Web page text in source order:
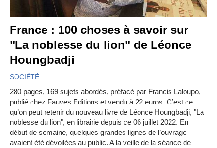
France : 100 choses à savoir sur
"La noblesse du lion" de Léonce
Houngbadji
SOCIÉTÉ
280 pages, 169 sujets abordés, préfacé par Francis Laloupo,
publié chez Fauves Editions et vendu à 22 euros. C’est ce
qu’on peut retenir du nouveau livre de Léonce Houngbadji, "La
noblesse du lion", en librairie depuis ce 06 juillet 2022. En
début de semaine, quelques grandes lignes de l’ouvrage
avaient été dévoilées au public. A la veille de la séance de